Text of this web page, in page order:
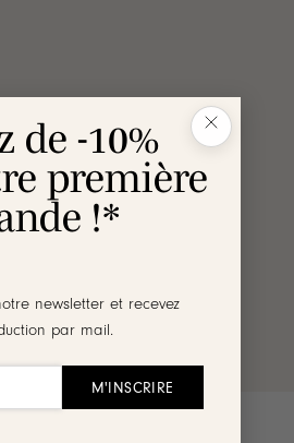
de -10%
première
!*
newsletter et recevez
par mail.